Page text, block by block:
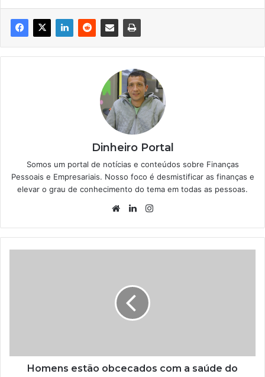
Dinheiro Portal
Somos um portal de notícias e conteúdos sobre Finanças
Pessoais e Empresariais. Nosso foco é desmistificar as finanças e
elevar o grau de conhecimento do tema em todas as pessoas.
WebsiteLinkedin
Homens estão obcecados com a saúde do